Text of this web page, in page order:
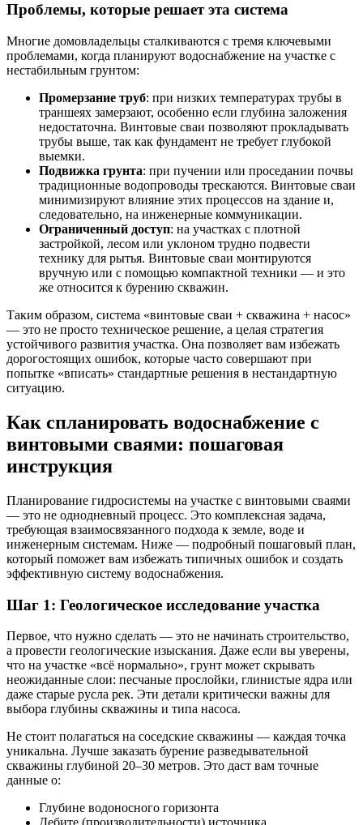
Проблемы, которые решает эта система
Многие домовладельцы сталкиваются с тремя ключевыми
проблемами, когда планируют водоснабжение на участке с
нестабильным грунтом:
Промерзание труб: при низких температурах трубы в
траншеях замерзают, особенно если глубина заложения
недостаточна. Винтовые сваи позволяют прокладывать
трубы выше, так как фундамент не требует глубокой
выемки.
Подвижка грунта: при пучении или проседании почвы
традиционные водопроводы трескаются. Винтовые сваи
минимизируют влияние этих процессов на здание и,
следовательно, на инженерные коммуникации.
Ограниченный доступ: на участках с плотной
застройкой, лесом или уклоном трудно подвести
технику для рытья. Винтовые сваи монтируются
вручную или с помощью компактной техники — и это
же относится к бурению скважин.
Таким образом, система «винтовые сваи + скважина + насос»
— это не просто техническое решение, а целая стратегия
устойчивого развития участка. Она позволяет вам избежать
дорогостоящих ошибок, которые часто совершают при
попытке «вписать» стандартные решения в нестандартную
ситуацию.
Как спланировать водоснабжение с
винтовыми сваями: пошаговая
инструкция
Планирование гидросистемы на участке с винтовыми сваями
— это не однодневный процесс. Это комплексная задача,
требующая взаимосвязанного подхода к земле, воде и
инженерным системам. Ниже — подробный пошаговый план,
который поможет вам избежать типичных ошибок и создать
эффективную систему водоснабжения.
Шаг 1: Геологическое исследование участка
Первое, что нужно сделать — это не начинать строительство,
а провести геологические изыскания. Даже если вы уверены,
что на участке «всё нормально», грунт может скрывать
неожиданные слои: песчаные прослойки, глинистые ядра или
даже старые русла рек. Эти детали критически важны для
выбора глубины скважины и типа насоса.
Не стоит полагаться на соседские скважины — каждая точка
уникальна. Лучше заказать бурение разведывательной
скважины глубиной 20–30 метров. Это даст вам точные
данные о:
Глубине водоносного горизонта